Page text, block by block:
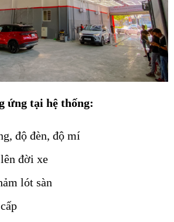
ứng tại hệ thống:
độ đèn, độ mí
đời xe
lót sàn